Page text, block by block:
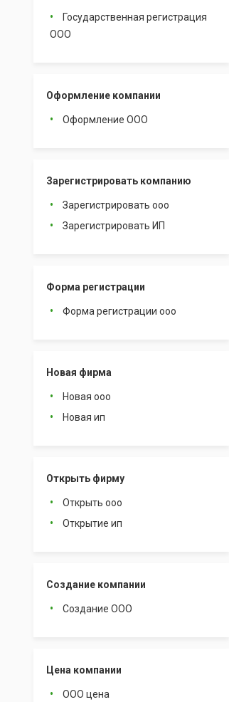
Государственная регистрация
ООО
Оформление компании
Оформление ООО
Зарегистрировать компанию
Зарегистрировать ооо
Зарегистрировать ИП
Форма регистрации
Форма регистрации ооо
Новая фирма
Новая ооо
Новая ип
Открыть фирму
Открыть ооо
Открытие ип
Создание компании
Создание ООО
Цена компании
ООО цена